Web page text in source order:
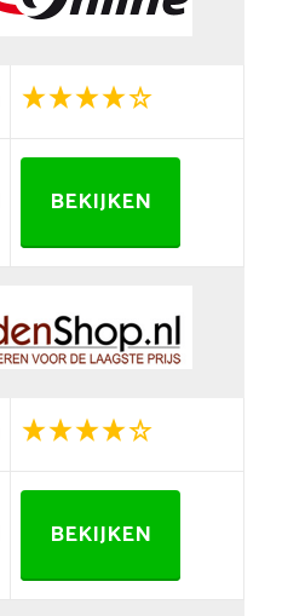
BEKIJKEN
BEKIJKEN